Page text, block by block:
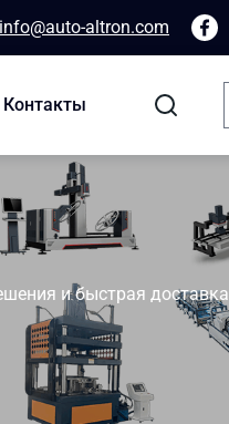
info@auto-altron.com
Контакты
и быстрая доставка